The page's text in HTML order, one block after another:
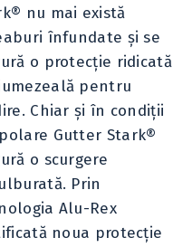
nu mai există
înfundate şi se
o protecţie ridicată
pentru
Chiar şi în condiţii
Gutter Stark®
o scurgere
Prin
Alu-Rex
noua protecţie